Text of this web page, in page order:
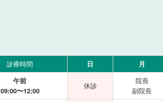
診療時間 日 月
午前
09:00〜12:00
休診
院長
副院長